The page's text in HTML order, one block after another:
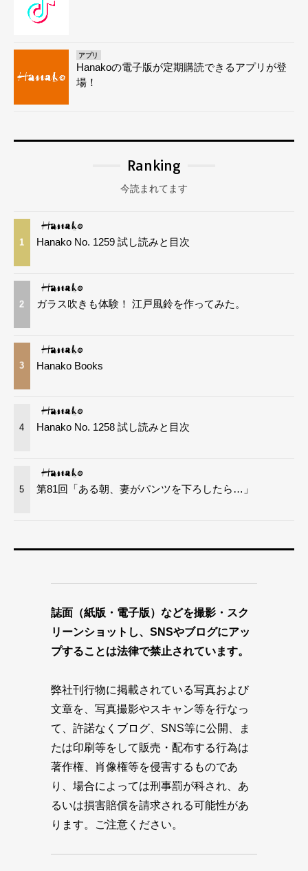
アプリ
Hanakoの電子版が定期購読できるアプリが登
場！
Ranking
今読まれてます
1 Hanako No. 1259 試し読みと目次
2 ガラス吹きも体験！ 江戸風鈴を作ってみた。
3 Hanako Books
4 Hanako No. 1258 試し読みと目次
5 第81回「ある朝、妻がパンツを下ろしたら…」
誌面（紙版・電子版）などを撮影・スク
リーンショットし、SNSやブログにアッ
プすることは法律で禁止されています。
弊社刊行物に掲載されている写真および
文章を、写真撮影やスキャン等を行なっ
て、許諾なくブログ、SNS等に公開、ま
たは印刷等をして販売・配布する行為は
著作権、肖像権等を侵害するものであ
り、場合によっては刑事罰が科され、あ
るいは損害賠償を請求される可能性があ
ります。ご注意ください。